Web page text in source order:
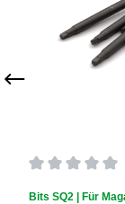
Bits SQ2 | Für